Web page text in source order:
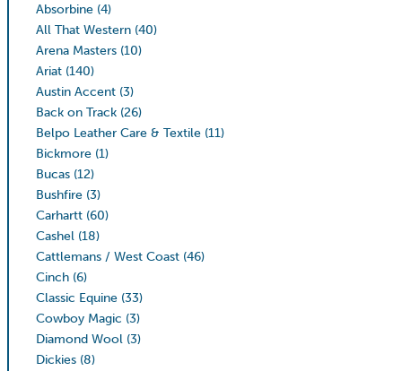
Absorbine (4)
All That Western (40)
Arena Masters (10)
Ariat (140)
Austin Accent (3)
Back on Track (26)
Belpo Leather Care & Textile (11)
Bickmore (1)
Bucas (12)
Bushfire (3)
Carhartt (60)
Cashel (18)
Cattlemans / West Coast (46)
Cinch (6)
Classic Equine (33)
Cowboy Magic (3)
Diamond Wool (3)
Dickies (8)